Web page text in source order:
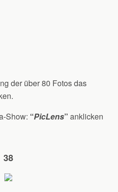
der über 80 Fotos das
Show: “PicLens” anklicken
38